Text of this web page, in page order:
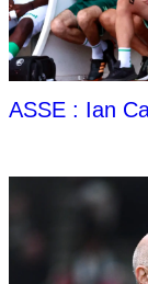
ASSE : Ian